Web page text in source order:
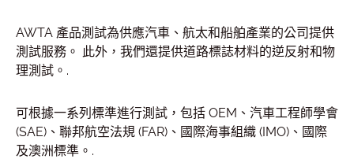
AWTA 產品測試為供應汽車、航太和船舶產業的公司提供
測試服務。 此外，我們還提供道路標誌材料的逆反射和物
理測試。.
可根據一系列標準進行測試，包括 OEM、汽車工程師學會
(SAE)、聯邦航空法規 (FAR)、國際海事組織 (IMO)、國際
及澳洲標準。.